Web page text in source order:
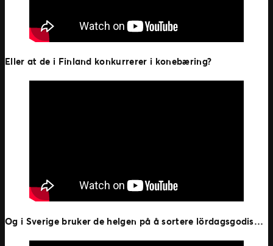
Eller at de i Finland konkurrerer i konebæring?
Og i Sverige bruker de helgen på å sortere lördagsgodis…